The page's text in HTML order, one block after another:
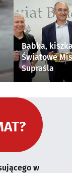
Babka, kiszka i
Światowe
Supraśla
w